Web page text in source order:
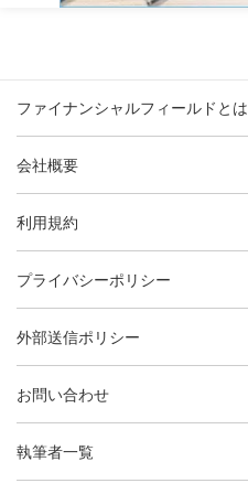
ファイナンシャルフィールドとは
会社概要
利用規約
プライバシーポリシー
外部送信ポリシー
お問い合わせ
執筆者一覧